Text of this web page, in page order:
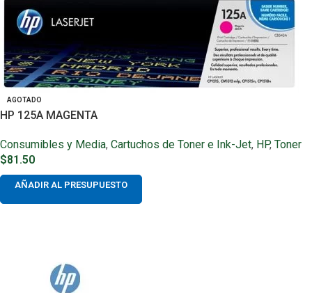
AGOTADO
HP 125A MAGENTA
Consumibles y Media, Cartuchos de Toner e Ink-Jet, HP, Toner
$81.50
AÑADIR AL PRESUPUESTO